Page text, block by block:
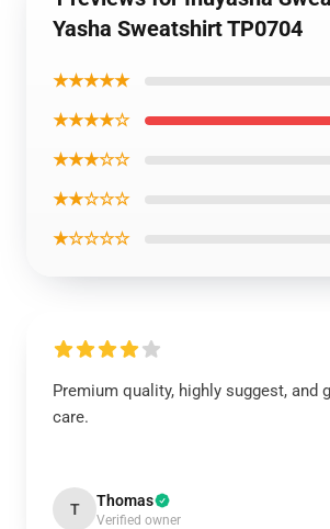
Yasha Sweatshirt TP0704
★★★★★
★★★★☆
★★★☆☆
★★☆☆☆
★☆☆☆☆
Premium quality, highly suggest, and
care.
T Thomas
Verified owner